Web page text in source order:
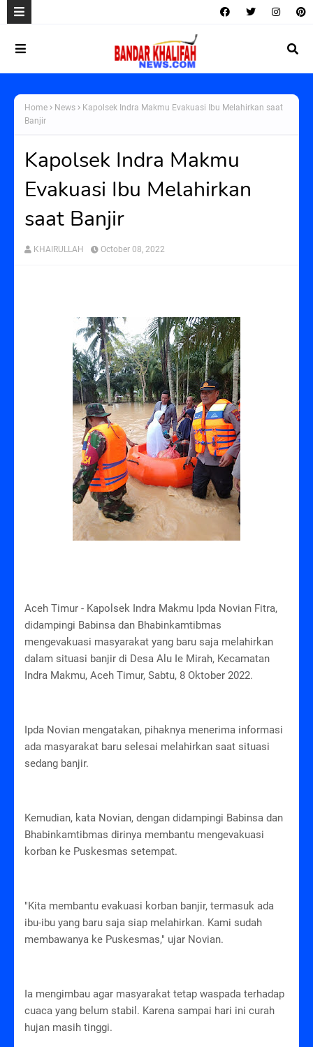
Home News
Kapolsek Indra Makmu Evakuasi Ibu Melahirkan saat
Banjir
Kapolsek Indra Makmu
Evakuasi Ibu Melahirkan
saat Banjir
KHAIRULLAH October 08, 2022
Aceh Timur - Kapolsek Indra Makmu Ipda Novian Fitra,
didampingi Babinsa dan Bhabinkamtibmas
mengevakuasi masyarakat yang baru saja melahirkan
dalam situasi banjir di Desa Alu Ie Mirah, Kecamatan
Indra Makmu, Aceh Timur, Sabtu, 8 Oktober 2022.
Ipda Novian mengatakan, pihaknya menerima informasi
ada masyarakat baru selesai melahirkan saat situasi
sedang banjir.
Kemudian, kata Novian, dengan didampingi Babinsa dan
Bhabinkamtibmas dirinya membantu mengevakuasi
korban ke Puskesmas setempat.
"Kita membantu evakuasi korban banjir, termasuk ada
ibu-ibu yang baru saja siap melahirkan. Kami sudah
membawanya ke Puskesmas," ujar Novian.
Ia mengimbau agar masyarakat tetap waspada terhadap
cuaca yang belum stabil. Karena sampai hari ini curah
hujan masih tinggi.